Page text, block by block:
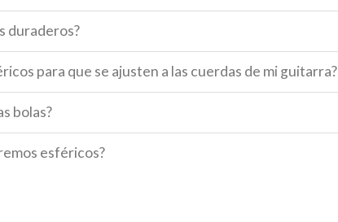
duraderos?
para que se ajusten a las cuerdas de mi guitarra?
bolas?
esféricos?